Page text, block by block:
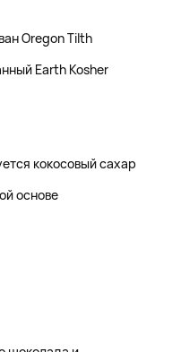
Oregon Tilth
Earth Kosher
кокосовый сахар
основе